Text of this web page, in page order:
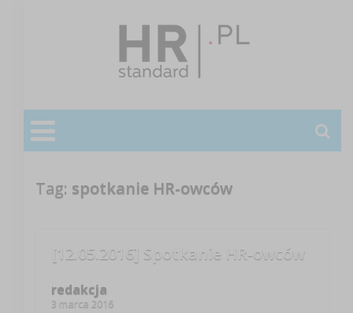
Tag: spotkanie HR-owców
[12.05.2016] Spotkanie HR-owców
redakcja
3 marca 2016